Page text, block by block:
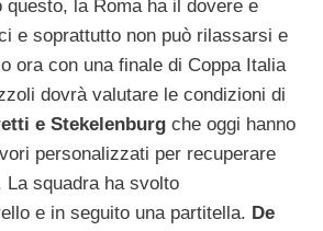
questo, la Roma ha il dovere e
e soprattutto non può rilassarsi e
ora con una finale di Coppa Italia
dovrà valutare le condizioni di
e Stekelenburg che oggi hanno
personalizzati per recuperare
squadra ha svolto
e in seguito una partitella. De